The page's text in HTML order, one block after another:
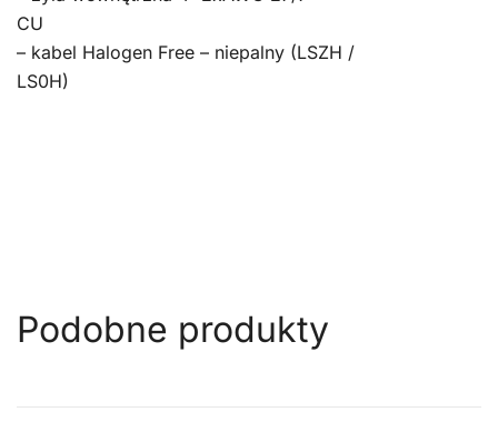
CU
– kabel Halogen Free – niepalny (LSZH /
LS0H)
Podobne produkty